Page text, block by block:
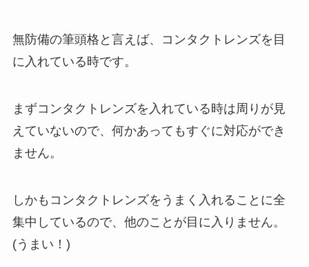
無防備の筆頭格と言えば、コンタクトレンズを目
に入れている時です。
まずコンタクトレンズを入れている時は周りが見
えていないので、何かあってもすぐに対応ができ
ません。
しかもコンタクトレンズをうまく入れることに全
集中しているので、他のことが目に入りません。
(うまい！)